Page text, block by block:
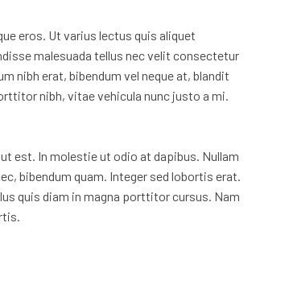
eros. Ut varius lectus quis aliquet
malesuada tellus nec velit consectetur
nibh erat, bibendum vel neque at, blandit
nibh, vitae vehicula nunc justo a mi.
est. In molestie ut odio at dapibus. Nullam
bibendum quam. Integer sed lobortis erat.
quis diam in magna porttitor cursus. Nam